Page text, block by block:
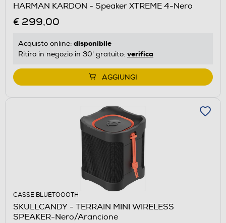
HARMAN KARDON - Speaker XTREME 4-Nero
€ 299,00
Acquisto online: disponibile
Ritiro in negozio in 30' gratuito: verifica
AGGIUNGI
CASSE BLUETOOOTH
SKULLCANDY - TERRAIN MINI WIRELESS
SPEAKER-Nero/Arancione